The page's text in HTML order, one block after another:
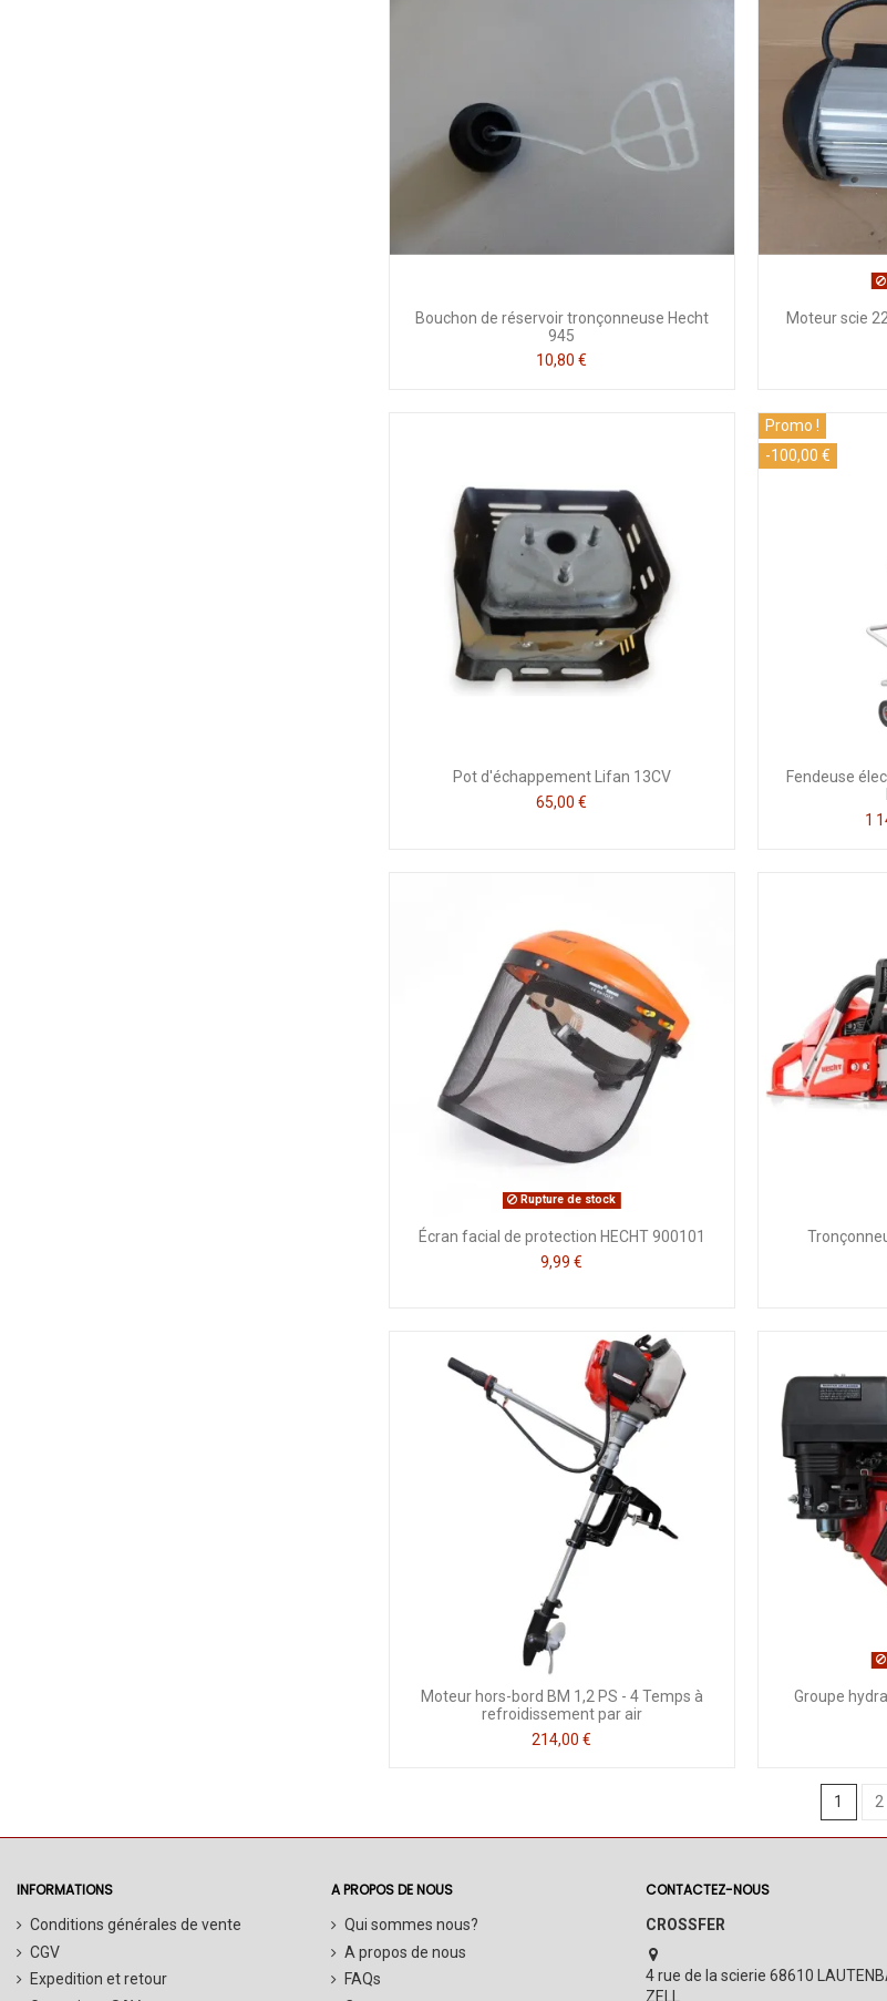
Bouchon de réservoir tronçonneuse Hecht
945
10,80 €
Moteur scie
Pot d'échappement Lifan 13CV
65,00 €
Promo !
-100,00 €
Fendeuse
1
Rupture de stock
Écran facial de protection HECHT 900101
9,99 €
Moteur hors-bord BM 1,2 PS - 4 Temps à
refroidissement par air
214,00 €
Groupe
1 2
INFORMATIONS
Conditions générales de vente
CGV
Expedition et retour
A PROPOS DE NOUS
Qui sommes nous?
A propos de nous
FAQs
CONTACTEZ-NOUS
CROSSFER
4 rue de la scierie 68610
ZELL